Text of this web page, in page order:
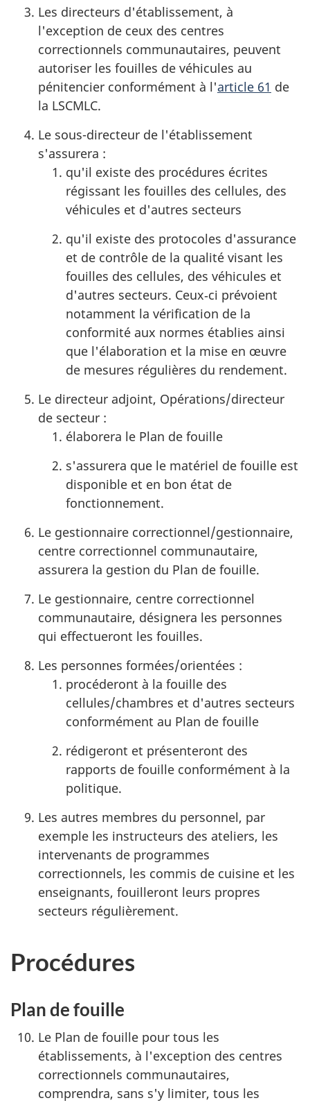
Les directeurs d'établissement, à
l'exception de ceux des centres
correctionnels communautaires, peuvent
autoriser les fouilles de véhicules au
pénitencier conformément à l'article 61 de
la LSCMLC.
Le sous-directeur de l'établissement
s'assurera :
qu'il existe des procédures écrites
régissant les fouilles des cellules, des
véhicules et d'autres secteurs
qu'il existe des protocoles d'assurance
et de contrôle de la qualité visant les
fouilles des cellules, des véhicules et
d'autres secteurs. Ceux‑ci prévoient
notamment la vérification de la
conformité aux normes établies ainsi
que l'élaboration et la mise en œuvre
de mesures régulières du rendement.
Le directeur adjoint, Opérations/directeur
de secteur :
élaborera le Plan de fouille
s'assurera que le matériel de fouille est
disponible et en bon état de
fonctionnement.
Le gestionnaire correctionnel/gestionnaire,
centre correctionnel communautaire,
assurera la gestion du Plan de fouille.
Le gestionnaire, centre correctionnel
communautaire, désignera les personnes
qui effectueront les fouilles.
Les personnes formées/orientées :
procéderont à la fouille des
cellules/chambres et d'autres secteurs
conformément au Plan de fouille
rédigeront et présenteront des
rapports de fouille conformément à la
politique.
Les autres membres du personnel, par
exemple les instructeurs des ateliers, les
intervenants de programmes
correctionnels, les commis de cuisine et les
enseignants, fouilleront leurs propres
secteurs régulièrement.
Procédures
Plan de fouille
Le Plan de fouille pour tous les
établissements, à l'exception des centres
correctionnels communautaires,
comprendra, sans s'y limiter, tous les